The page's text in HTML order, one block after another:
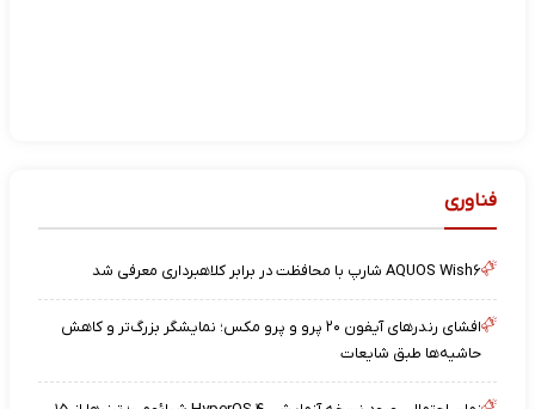
فناوری
AQUOS Wish۶ شارپ با محافظت در برابر کلاهبرداری معرفی شد
افشای رندرهای آیفون ۲۰ پرو و پرو مکس؛ نمایشگر بزرگ‌تر و کاهش
حاشیه‌ها طبق شایعات